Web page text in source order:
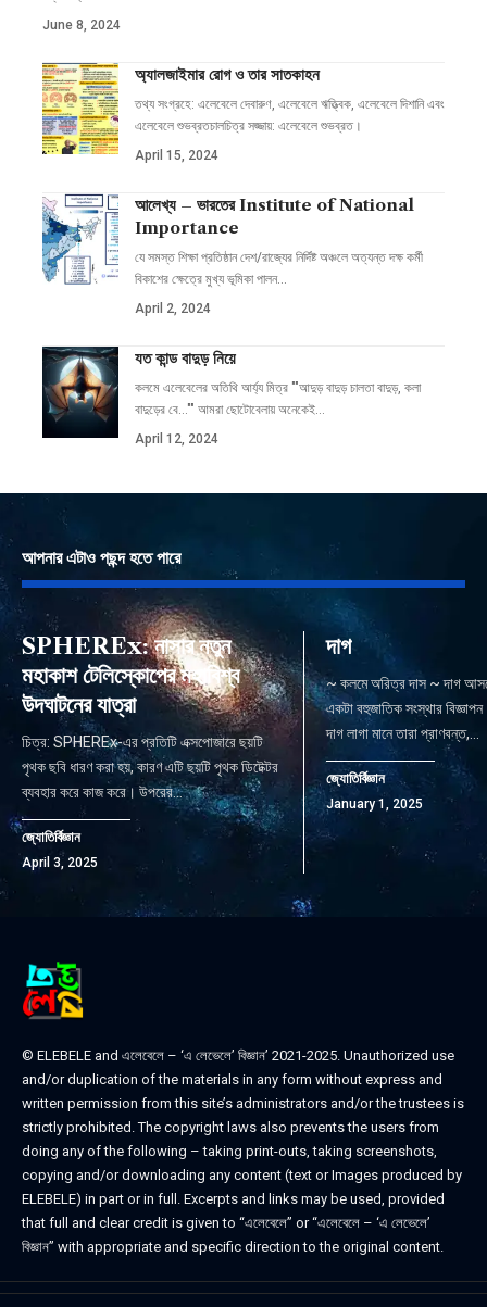
June 8, 2024
অ্যালজাইমার রোগ ও তার সাতকাহন
তথ্য সংগ্রহে: এলেবেলে দেবারুণ, এলেবেলে ঋত্ত্বিক, এলেবেলে দিশানি এবং
এলেবেলে শুভব্রতচালচিত্র সজ্জায়: এলেবেলে শুভব্রত।
April 15, 2024
আলেখ্য – ভারতের Institute of National
Importance
যে সমস্ত শিক্ষা প্রতিষ্ঠান দেশ/রাজ্যের নির্দিষ্ট অঞ্চলে অত্যন্ত দক্ষ কর্মী
বিকাশের ক্ষেত্রে মুখ্য ভূমিকা পালন…
April 2, 2024
যত কান্ড বাদুড় নিয়ে
কলমে এলেবেলের অতিথি আর্য্য মিত্র ""আদুড় বাদুড় চালতা বাদুড়, কলা
বাদুড়ের বে…"" আমরা ছোটোবেলায় অনেকেই…
April 12, 2024
আপনার এটাও পছন্দ হতে পারে
SPHEREx: নাসার নতুন
মহাকাশ টেলিস্কোপের মহাবিশ্ব
উদঘাটনের যাত্রা
চিত্র: SPHEREx-এর প্রতিটি এক্সপোজারে ছয়টি
পৃথক ছবি ধারণ করা হয়, কারণ এটি ছয়টি পৃথক ডিটেক্টর
ব্যবহার করে কাজ করে। উপরের…
জ্যোতির্বিজ্ঞান
April 3, 2025
দাগ
~ কলমে অরিত্র দাস ~ দাগ
একটা বহুজাতিক সংস্থার
দাগ লাগা মানে তারা প্রাণবন্ত,
জ্যোতির্বিজ্ঞান
January 1, 2025
© ELEBELE and এলেবেলে – ‘এ লেভেলে’ বিজ্ঞান’ 2021-2025. Unauthorized use
and/or duplication of the materials in any form without express and
written permission from this site’s administrators and/or the trustees is
strictly prohibited. The copyright laws also prevents the users from
doing any of the following – taking print-outs, taking screenshots,
copying and/or downloading any content (text or Images produced by
ELEBELE) in part or in full. Excerpts and links may be used, provided
that full and clear credit is given to “এলেবেলে” or “এলেবেলে – ‘এ লেভেলে’
বিজ্ঞান” with appropriate and specific direction to the original content.